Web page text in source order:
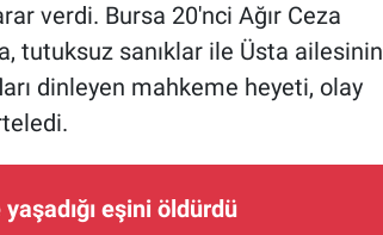
verdi. Bursa 20'nci Ağır Ceza
tutuksuz sanıklar ile Üsta ailesinin
dinleyen mahkeme heyeti, olay
eşini öldürdü